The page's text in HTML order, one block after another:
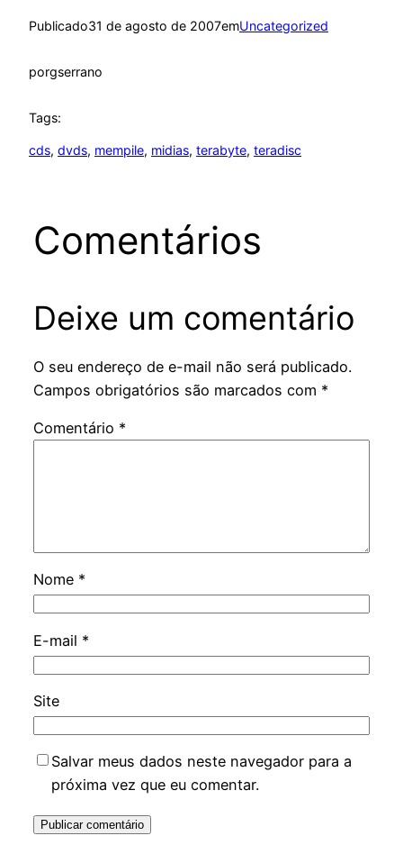
Publicado31 de agosto de 2007emUncategorized
porgserrano
Tags:
cds, dvds, mempile, midias, terabyte, teradisc
Comentários
Deixe um comentário
O seu endereço de e-mail não será publicado.
Campos obrigatórios são marcados com *
Comentário *
Nome *
E-mail *
Site
Salvar meus dados neste navegador para a
próxima vez que eu comentar.